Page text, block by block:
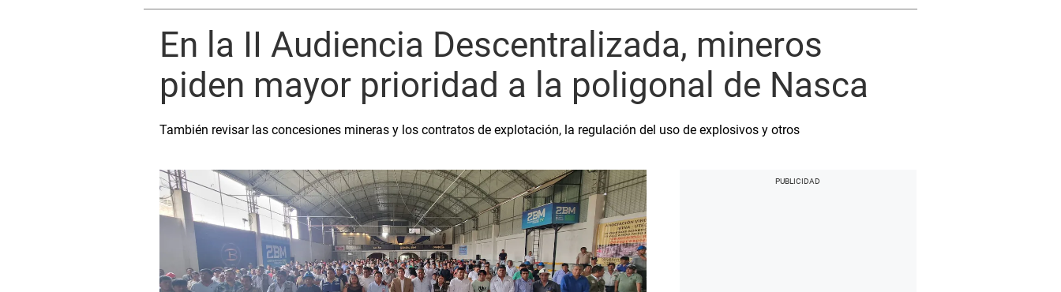
En la II Audiencia Descentralizada, mineros
piden mayor prioridad a la poligonal de Nasca
También revisar las concesiones mineras y los contratos de explotación, la regulación del uso de explosivos y otros